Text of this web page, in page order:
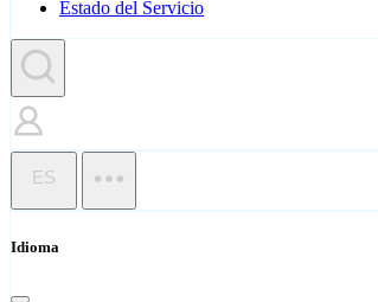
Estado del Servicio
ES
Idioma